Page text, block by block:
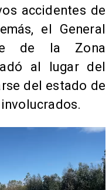
accidentes de
el General
de la Zona
al lugar del
del estado de